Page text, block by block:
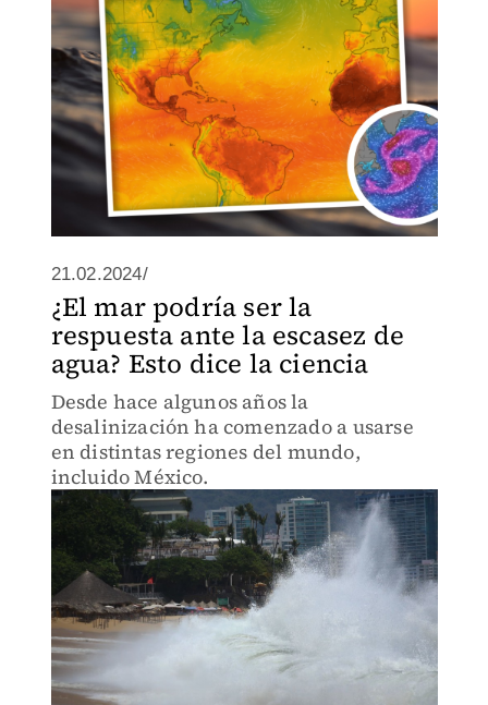
21.02.2024/
¿El mar podría ser la
respuesta ante la escasez de
agua? Esto dice la ciencia
Desde hace algunos años la
desalinización ha comenzado a usarse
en distintas regiones del mundo,
incluido México.